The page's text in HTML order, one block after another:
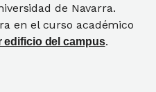
de Navarra.
en el curso académico
edificio del campus.